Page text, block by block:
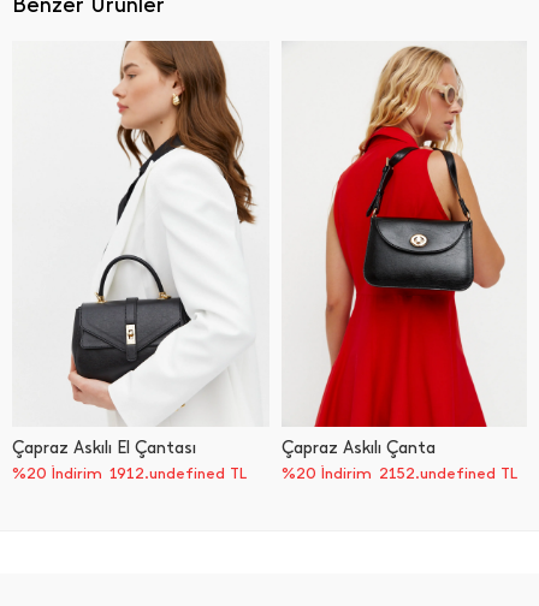
Çapraz Askılı El Çantası
%20 İndirim 1912.undefined TL
Çapraz Askılı Çanta
%20 İndirim 2152.undefined TL